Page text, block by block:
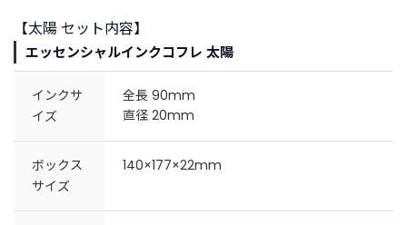
【太陽 セット内容】
エッセンシャルインクコフレ 太陽
インクサ
イズ
全長 90mm
直径 20mm
ボックス
サイズ
140×177×22mm